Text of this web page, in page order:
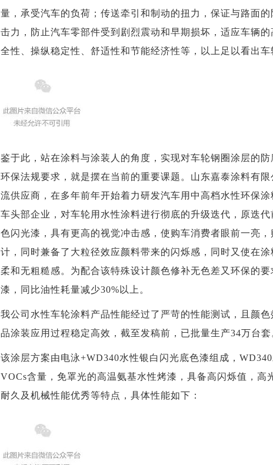
量，承受汽车的负荷；传送牵引和制动的扭力，保证与路面
击力，防止汽车零部件受到剧烈震动和早期损坏，适应车辆
全性、操纵稳定性、舒适性和节能经济性等，以上足以看出车
鉴于此，站在涂料与涂装人的角度，实现对车轮钢圈涂层的
环保法规要求，就是摆在当前的重要课题。山东嘉泰涂料有
流供应商，在多年前年开始着力研发汽车用中高档水性环保
车头部企业，对车轮用水性涂料进行彻底的升级迭代，原迭
色闪光漆，具有更高的视觉冲击感，使购车消费者眼前一亮
计，同时兼备了大粒径效应颜料带来的闪烁感，同时又使在
柔和无粗糙感。为配合该特殊设计颜色修补无色差又环保的
漆，同比油性耗量减少30%以上。
我公司水性车轮涂料产品性能经过了严苛的性能测试，且颜
品涂装应用过程稳定高效，截至发稿前，已批量生产34万台套
该涂层方案由电泳+WD340水性银白闪光底色漆组成，
VOCs含量，免罩光的高温氨基水性烤漆，具备高闪烁值，
耐久及机械性能优秀等特点，具体性能如下：